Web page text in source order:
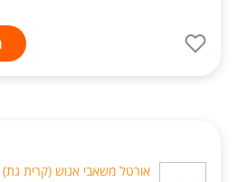
אורטל משאבי אנוש (קרית גת)